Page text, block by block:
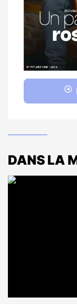
DANS LA